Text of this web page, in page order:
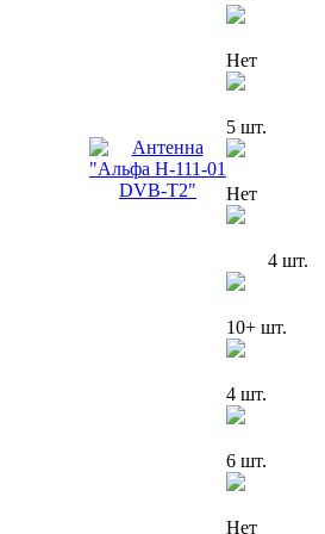
Нет
5 шт.
Нет
4 шт.
10+ шт.
4 шт.
6 шт.
Нет